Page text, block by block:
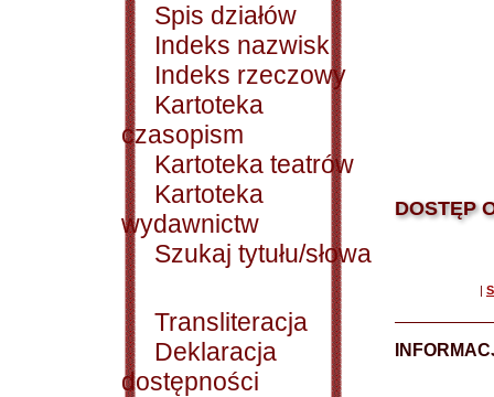
Spis działów
Indeks nazwisk
Indeks rzeczowy
Kartoteka
czasopism
Kartoteka teatrów
Kartoteka
wydawnictw
Szukaj tytułu/słowa
Transliteracja
Deklaracja
dostępności
DOSTĘP
|